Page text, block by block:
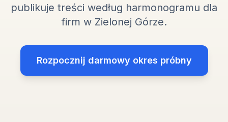
publikuje treści według harmonogramu dla
firm w Zielonej Górze.
Rozpocznij darmowy okres próbny